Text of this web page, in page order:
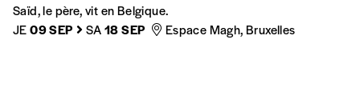
Saïd, le père, vit en Belgique.
JE09 SEP SA18 SEP Espace Magh, Bruxelles